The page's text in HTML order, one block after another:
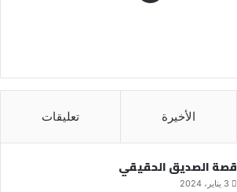
الأخيرة تعليقات
قصة الصديق الحقيقي
3 يناير، 2024